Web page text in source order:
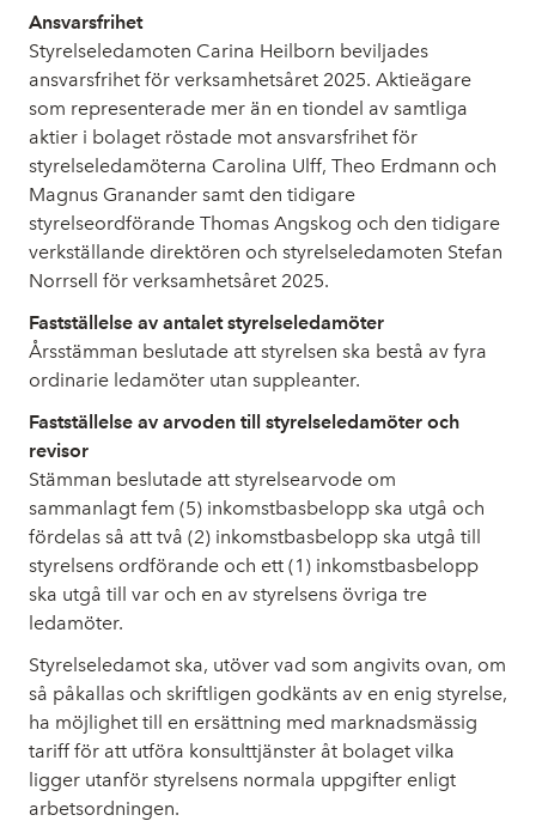
Ansvarsfrihet
Styrelseledamoten Carina Heilborn beviljades
ansvarsfrihet för verksamhetsåret 2025. Aktieägare
som representerade mer än en tiondel av samtliga
aktier i bolaget röstade mot ansvarsfrihet för
styrelseledamöterna Carolina Ulff, Theo Erdmann och
Magnus Granander samt den tidigare
styrelseordförande Thomas Angskog och den tidigare
verkställande direktören och styrelseledamoten Stefan
Norrsell för verksamhetsåret 2025.
Fastställelse av antalet styrelseledamöter
Årsstämman beslutade att styrelsen ska bestå av fyra
ordinarie ledamöter utan suppleanter.
Fastställelse av arvoden till styrelseledamöter och
revisor
Stämman beslutade att styrelsearvode om
sammanlagt fem (5) inkomstbasbelopp ska utgå och
fördelas så att två (2) inkomstbasbelopp ska utgå till
styrelsens ordförande och ett (1) inkomstbasbelopp
ska utgå till var och en av styrelsens övriga tre
ledamöter.
Styrelseledamot ska, utöver vad som angivits ovan, om
så påkallas och skriftligen godkänts av en enig styrelse,
ha möjlighet till en ersättning med marknadsmässig
tariff för att utföra konsulttjänster åt bolaget vilka
ligger utanför styrelsens normala uppgifter enligt
arbetsordningen.